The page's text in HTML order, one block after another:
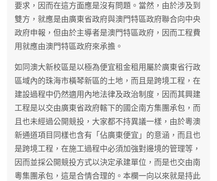
要求，因而在這方面應是沒有問題。當然，由於涉及到
雙方，就應是由廣東省政府與澳門特區政府聯合向中央
政府申報，但由於主導者是澳門特區政府，因而工程費
用就應由澳門特區政府來承擔。
如同澳大新校區是以極為便宜租金租用屬於廣東省行政
區域內的珠海市橫琴新區的土地，而且是跨境工程，在
建設過程中仍然適用內地法律及政治制度，因而其興建
工程是以交由廣東省政府轄下的國企南方集團承包，而
且也未經過公開競投，大家都不持異議一樣，由於粵澳
新通道項目同樣也含有「佔廣東便宜」的意涵，而且也
是跨境工程，在施工過程中必須加強對邊境的管理等，
因而並採公開競投方式以決定承建單位，而是也交由南
粵集團承包，這是合情合理的。本欄一向以來就是持此